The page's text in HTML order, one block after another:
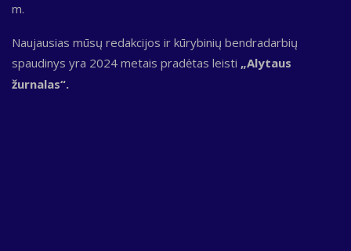
m.
Naujausias mūsų redakcijos ir kūrybinių bendradarbių
spaudinys yra 2024 metais pradėtas leisti „Alytaus
žurnalas“.